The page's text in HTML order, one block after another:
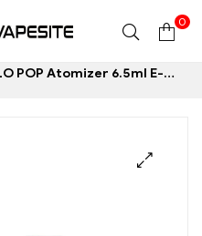
0
6.5ml E-Zigaretten Großhandel丨Custom